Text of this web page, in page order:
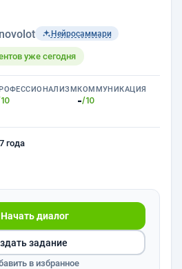
Нейросаммари
уже сегодня
КОММУНИКАЦИЯ
-/10
года
Начать диалог
задание
в избранное